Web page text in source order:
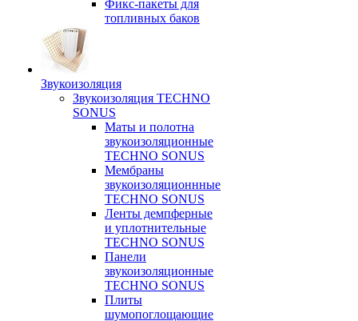
Фикс-пакеты для
топливных баков
Звукоизоляция
Звукоизоляция TECHNO
SONUS
Маты и полотна
звукоизоляционные
TECHNO SONUS
Мембраны
звукоизоляционнные
TECHNO SONUS
Ленты демпферные
и уплотнительные
TECHNO SONUS
Панели
звукоизоляционные
TECHNO SONUS
Плиты
шумопоглощающие